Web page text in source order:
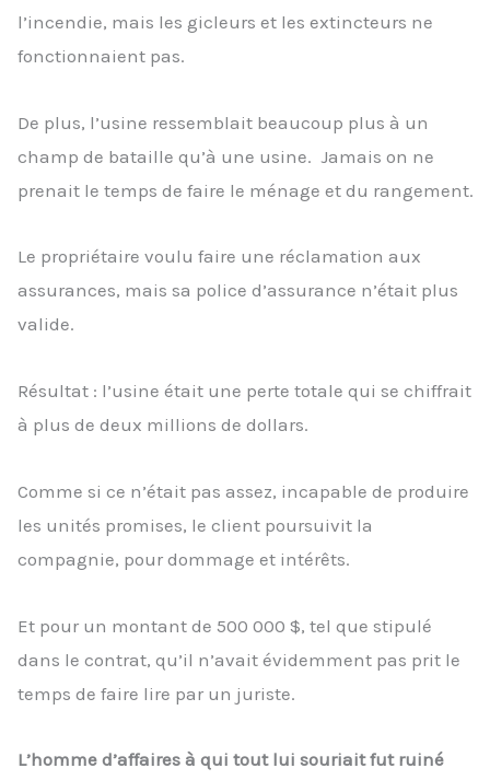
l’incendie, mais les gicleurs et les extincteurs ne
fonctionnaient pas.
De plus, l’usine ressemblait beaucoup plus à un
champ de bataille qu’à une usine. Jamais on ne
prenait le temps de faire le ménage et du rangement.
Le propriétaire voulu faire une réclamation aux
assurances, mais sa police d’assurance n’était plus
valide.
Résultat : l’usine était une perte totale qui se chiffrait
à plus de deux millions de dollars.
Comme si ce n’était pas assez, incapable de produire
les unités promises, le client poursuivit la
compagnie, pour dommage et intérêts.
Et pour un montant de 500 000 $, tel que stipulé
dans le contrat, qu’il n’avait évidemment pas prit le
temps de faire lire par un juriste.
L’homme d’affaires à qui tout lui souriait fut ruiné